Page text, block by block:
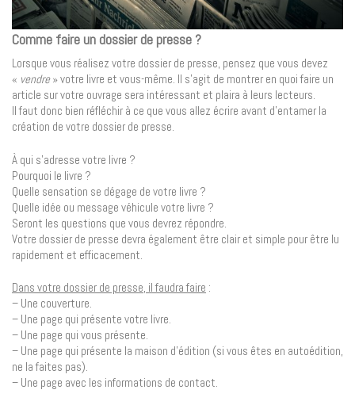
Comme faire un dossier de presse ?
Lorsque vous réalisez votre dossier de presse, pensez que vous devez
« vendre» votre livre et vous-même. Il s’agit de montrer en quoi faire un
article sur votre ouvrage sera intéressant et plaira à leurs lecteurs.
Il faut donc bien réfléchir à ce que vous allez écrire avant d’entamer la
création de votre dossier de presse.
À qui s’adresse votre livre ?
Pourquoi le livre ?
Quelle sensation se dégage de votre livre ?
Quelle idée ou message véhicule votre livre ?
Seront les questions que vous devrez répondre.
Votre dossier de presse devra également être clair et simple pour être lu
rapidement et efficacement.
Dans votre dossier de presse, il faudra faire :
– Une couverture.
– Une page qui présente votre livre.
– Une page qui vous présente.
– Une page qui présente la maison d’édition (si vous êtes en autoédition,
ne la faites pas).
– Une page avec les informations de contact.